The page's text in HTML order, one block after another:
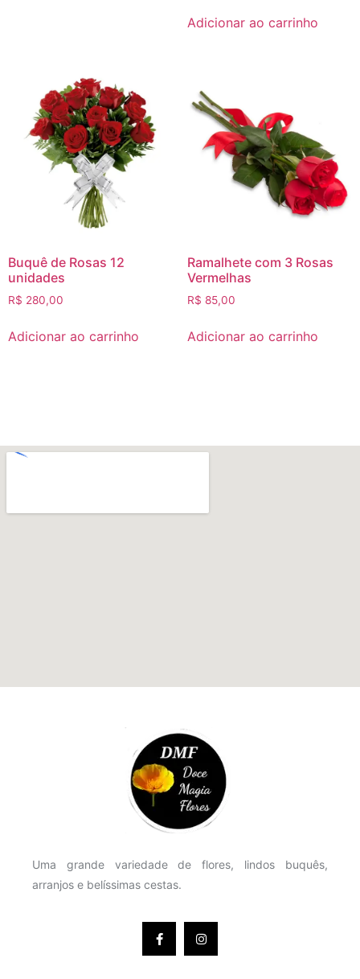
Adicionar ao carrinho
Buquê de Rosas 12
unidades
R$ 280,00
Adicionar ao carrinho
Ramalhete com 3 Rosas
Vermelhas
R$ 85,00
Adicionar ao carrinho
Uma grande variedade de flores, lindos buquês,
arranjos e belíssimas cestas.